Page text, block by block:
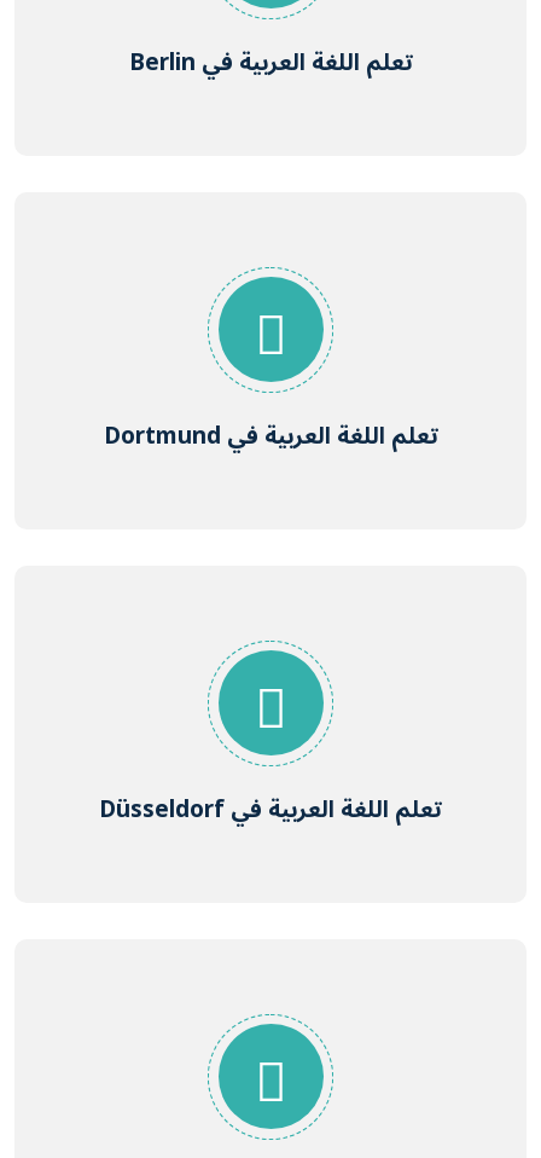
تعلم اللغة العربية في Berlin
تعلم اللغة العربية في Dortmund
تعلم اللغة العربية في Düsseldorf